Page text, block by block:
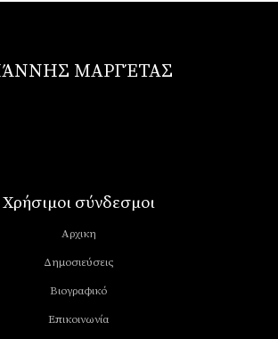
ΜΑΡΓΈΤΑΣ
Χρήσιμοι σύνδεσμοι
Αρχικη
Δημοσιεύσεις
Βιογραφικό
Επικοινωνία